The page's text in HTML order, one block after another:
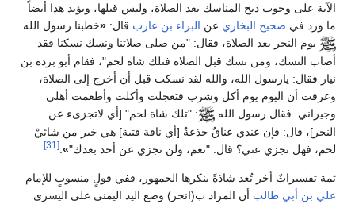
الآية على وجوب ذبح المناسك بعد الصلاة، وليس قبلها، ويؤيد هذا أيضاً
ما ورد في صحيح البخاري عن البراء بن عازب قال: «خطبنا رسول الله
يوم النحر بعد الصلاة، فقال: "من صلى صلاتنا ونسك نسكنا فقد
أصاب النسك، ومن نسك قبل الصلاة فتلك شاة لحم"، فقام أبو بردة بن
نيار فقال: يارسول الله، والله لقد نسكت قبل أن أخرج إلى الصلاة،
وعرفت أن اليوم يوم أكل وشرب فتعجلت وأكلت وأطعمت أهلي
وجيراني. فقال رسول الله
: "تلك شاة لحم" [أي لاتجزىء عن
النحر]، قال: فإن عندي عناقٌ جذعةٌ [أي ناقة فتية] هي خير من شاتَيْ
لحم، فهل تجزي عني؟ قال: "نعم، ولن تجزي عن أحد بعدك"»
[31]
ثمة تفسيراتٌ أخر تُعد شاذةً ينكرها الجمهور، ففي قولٍ منسوبٍ للإمام
علي بن أبي طالب أن المراد ب(انحر) وضع اليد اليمنى على اليسرى